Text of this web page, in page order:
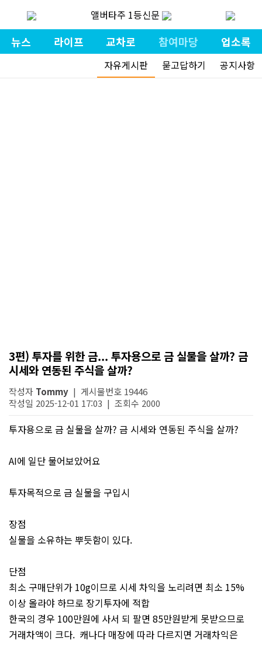
앨버타주 1등신문
뉴스 라이프 교차로 참여마당 업소록
자유게시판 묻고답하기 공지사항
3편) 투자를 위한 금... 투자용으로 금 실물을 살까? 금
시세와 연동된 주식을 살까?
작성자 Tommy | 게시물번호 19446
작성일 2025-12-01 17:03 | 조회수 2000
투자용으로 금 실물을 살까? 금 시세와 연동된 주식을 살까?
AI에 일단 물어보았어요
투자목적으로 금 실물을 구입시
장점
실물을 소유하는 뿌듯함이 있다.
단점
최소 구매단위가 10g이므로 시세 차익을 노리려면 최소 15%
이상 올라야 하므로 장기투자에 적합
한국의 경우 100만원에 사서 되 팔면 85만원받게 못받으므로
거래차액이 크다. 캐나다 매장에 따라 다르지면 거래차익은